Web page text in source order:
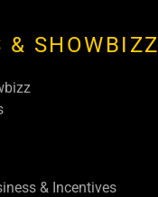
& SHOWBIZZ
& Incentives